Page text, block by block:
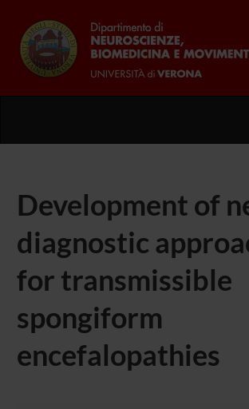
Development of
diagnostic
for transmissible
spongiform
encefalopathies